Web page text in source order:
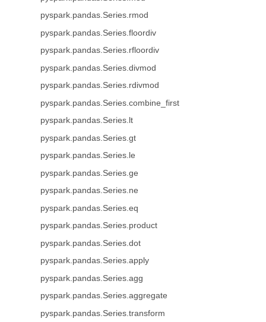
pyspark.pandas.Series.rmod
pyspark.pandas.Series.floordiv
pyspark.pandas.Series.rfloordiv
pyspark.pandas.Series.divmod
pyspark.pandas.Series.rdivmod
pyspark.pandas.Series.combine_first
pyspark.pandas.Series.lt
pyspark.pandas.Series.gt
pyspark.pandas.Series.le
pyspark.pandas.Series.ge
pyspark.pandas.Series.ne
pyspark.pandas.Series.eq
pyspark.pandas.Series.product
pyspark.pandas.Series.dot
pyspark.pandas.Series.apply
pyspark.pandas.Series.agg
pyspark.pandas.Series.aggregate
pyspark.pandas.Series.transform